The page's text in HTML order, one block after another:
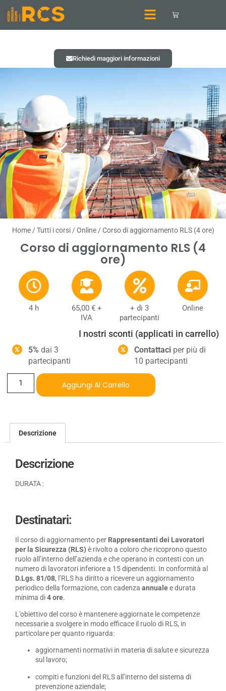
Home/Tutti i corsi/Online/ Corso di aggiornamento RLS (4 ore)
Corso di aggiornamento RLS (4
ore)
4 h 65,00 €+
IVA
+ di 3
partecipanti
Online
I nostri sconti (applicati in carrello)
5% dai 3
partecipanti
Contattaci per più di
10 partecipanti
Aggiungi Al Carrello
Richiedi maggiori informazioni
Descrizione
Descrizione
DURATA :
Destinatari:
Il corso di aggiornamento per Rappresentanti dei Lavoratori
per la Sicurezza (RLS) è rivolto a coloro che ricoprono questo
ruolo all’interno dell’azienda e che operano in contesti con un
numero di lavoratori inferiore a 15 dipendenti. In conformità al
D.Lgs. 81/08, l’RLS ha diritto a ricevere un aggiornamento
periodico della formazione, con cadenza annualee durata
minima di4 ore.
L’obiettivo del corso è mantenere aggiornate le competenze
necessarie a svolgere in modo efficace il ruolo di RLS, in
particolare per quanto riguarda:
aggiornamenti normativi in materia di salute e sicurezza
sul lavoro;
compiti e funzioni del RLS all’interno del sistema di
prevenzione aziendale;